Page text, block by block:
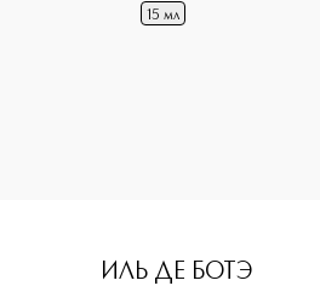
15 мл
ИЛЬ ДЕ БОТЭ